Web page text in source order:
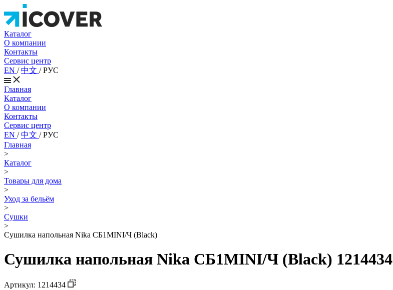
Каталог
О компании
Контакты
Сервис центр
EN /中文 /РУС
Главная
Каталог
О компании
Контакты
Сервис центр
EN /中文 /РУС
Главная
>
Каталог
>
Товары для дома
>
Уход за бельём
>
Сушки
>
Сушилка напольная Nika СБ1MINI/Ч (Black)
Сушилка напольная Nika СБ1MINI/Ч (Black) 1214434
Артикул: 1214434